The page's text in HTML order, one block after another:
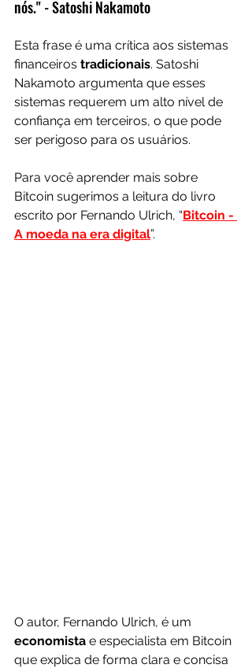
nós." - Satoshi Nakamoto
Esta frase é uma crítica aos sistemas
financeiros tradicionais. Satoshi
Nakamoto argumenta que esses
sistemas requerem um alto nível de
confiança em terceiros, o que pode
ser perigoso para os usuários.
Para você aprender mais sobre
Bitcoin sugerimos a leitura do livro
escrito por Fernando Ulrich, “Bitcoin -
A moeda na era digital”.
O autor, Fernando Ulrich, é um
economista e especialista em Bitcoin
que explica de forma clara e concisa